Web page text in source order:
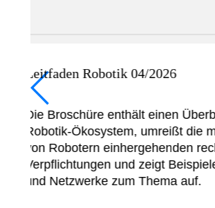
Überblick über das
die mit dem Einsatz
rechtlichen
Anlaufstellen
auf.
Analyse von
und
Informieren
Chancen der
in Hessen.
Wasserstoff